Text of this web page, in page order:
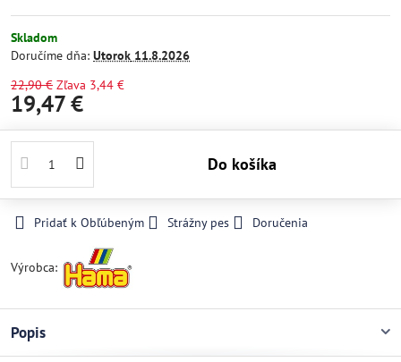
Skladom
Doručíme dňa: Utorok 11.8.2026
22,90 € Zľava 3,44 €
19,47 €
Do košíka
Pridať k Obľúbeným Strážny pes Doručenia
Výrobca:
Popis